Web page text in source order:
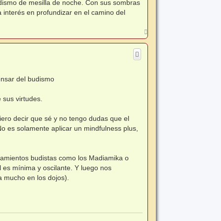
de mesilla de noche. Con sus sombras
en profundizar en el camino del
r
r
del budismo
sus virtudes.
decir que sé y no tengo dudas que el
es solamente aplicar un mindfulness plus,
budistas como los Madiamika o
mínima y oscilante. Y luego nos
mucho en los dojos).